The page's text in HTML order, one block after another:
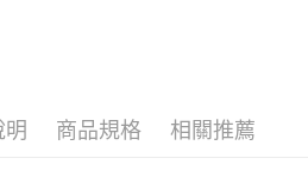
明 商品規格 相關推薦